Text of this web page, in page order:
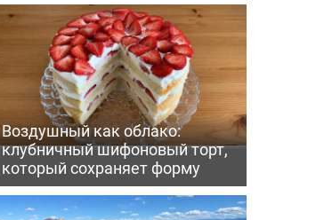
Воздушный как облако:
клубничный шифоновый торт,
который сохраняет форму